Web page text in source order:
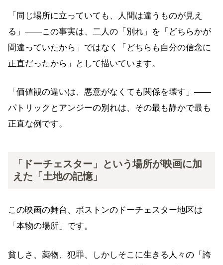
「同じ場所に立っていても、人間は違うものが見え
る」——この事実は、二人の「別れ」を「どちらかが
間違っていたから」ではなく「どちらも自分の信念に
正直だったから」として描いています。
「価値観の違いは、悪意がなくても関係を壊す」——
パトリックとアンジーの別れは、その最も静かで最も
正直な例です。
「ドーチェスター」という場所が映画に加
えた「土地の記憶」
この映画の舞台、ボストンのドーチェスター地区は
「本物の場所」です。
貧しさ、薬物、犯罪、しかしそこに生きる人々の「誇